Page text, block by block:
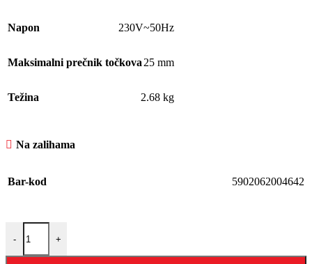
Napon 230V~50Hz
Maksimalni prečnik točkova 25 mm
Težina 2.68 kg
Na zalihama
Bar-kod 5902062004642
- +